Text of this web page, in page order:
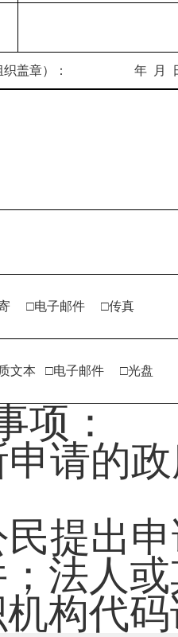
他组织盖章）： 年 月
□电子邮件 □传真
文本 □电子邮件 □光盘
项：
申请的
民提出
法人
构代